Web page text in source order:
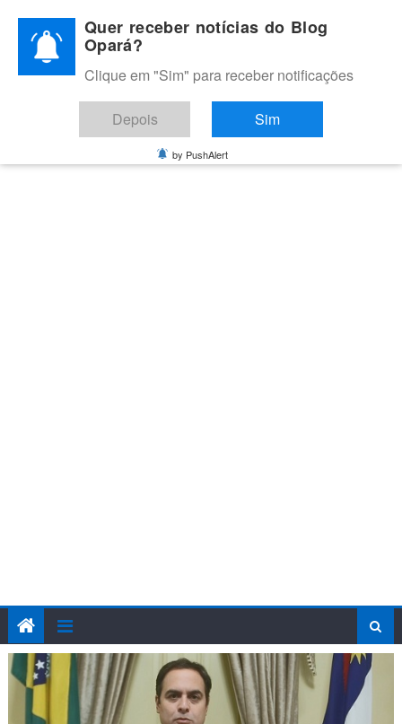
content
BLOG OPARÁ
Melhores notícias de Juazeiro, Petrolina e do Vale do São
Francisco
Quer receber notícias do Blog
Opará?
Clique em "Sim" para receber notificações
Depois Sim
by PushAlert